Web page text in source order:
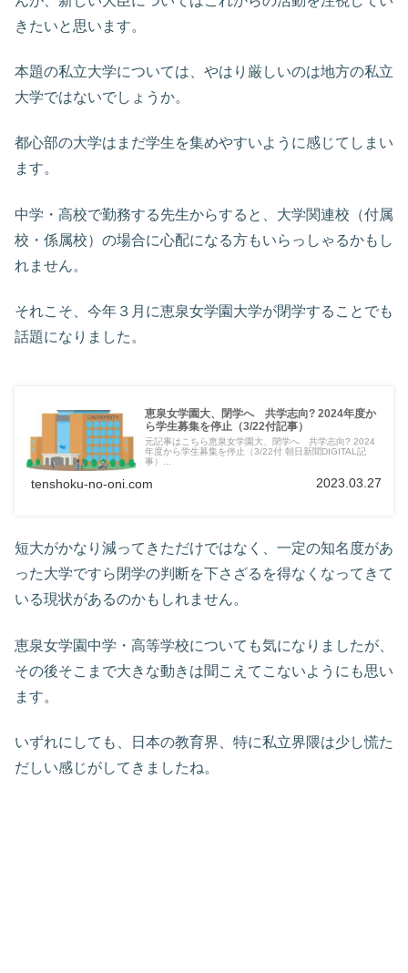
きたいと思います。
本題の私立大学については、やはり厳しいのは地方の私立
大学ではないでしょうか。
都心部の大学はまだ学生を集めやすいように感じてしまい
ます。
中学・高校で勤務する先生からすると、大学関連校（付属
校・係属校）の場合に心配になる方もいらっしゃるかもし
れません。
それこそ、今年３月に恵泉女学園大学が閉学することでも
話題になりました。
恵泉女学園大、閉学へ 共学志向? 2024年度か
ら学生募集を停止（3/22付記事）
元記事はこちら恵泉女学園大、閉学へ 共学志向? 2024
年度から学生募集を停止（3/22付 朝日新聞DIGITAL記
事）...
tenshoku-no-oni.com 2023.03.27
短大がかなり減ってきただけではなく、一定の知名度があ
った大学ですら閉学の判断を下さざるを得なくなってきて
いる現状があるのかもしれません。
恵泉女学園中学・高等学校についても気になりましたが、
その後そこまで大きな動きは聞こえてこないようにも思い
ます。
いずれにしても、日本の教育界、特に私立界隈は少し慌た
だしい感じがしてきましたね。